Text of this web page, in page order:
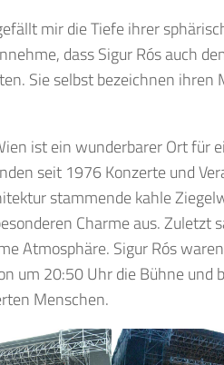
mir die Tiefe ihrer
dass Sigur Rós auch
Sie selbst bezeichnen
ist ein wunderbarer Ort für
seit 1976 Konzerte und
stammende kahle
Charme aus.
Atmosphäre. Sigur Rós
um 20:50 Uhr die Bühne
Menschen.